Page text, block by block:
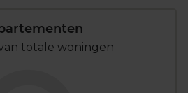
totale woningen